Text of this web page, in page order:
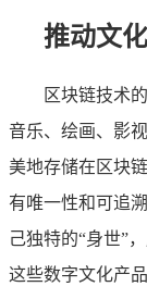
推动文
区块链技术
音乐、绘画、影
美地存储在区块
有唯一性和可追
己独特的“身世”
这些数字文化产